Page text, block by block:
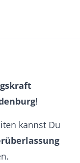
!
kannst Du